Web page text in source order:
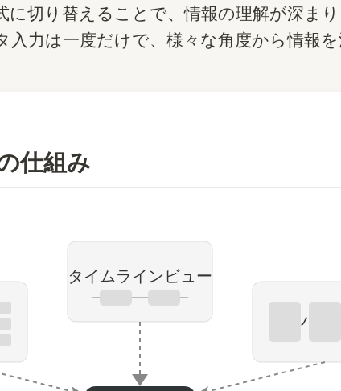
に切り替えることで、情報の理解が深ま
力は一度だけで、様々な角度から情報を
仕組み
カンバン
タイムラインビュー